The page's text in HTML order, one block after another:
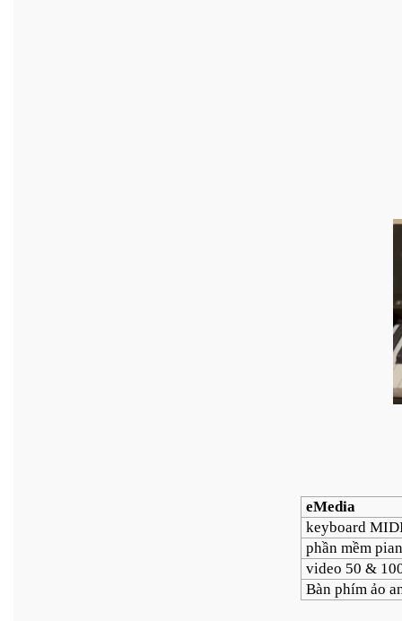
eMedia
keyboard
phần mềm
video 50 &
Bàn phím ảo